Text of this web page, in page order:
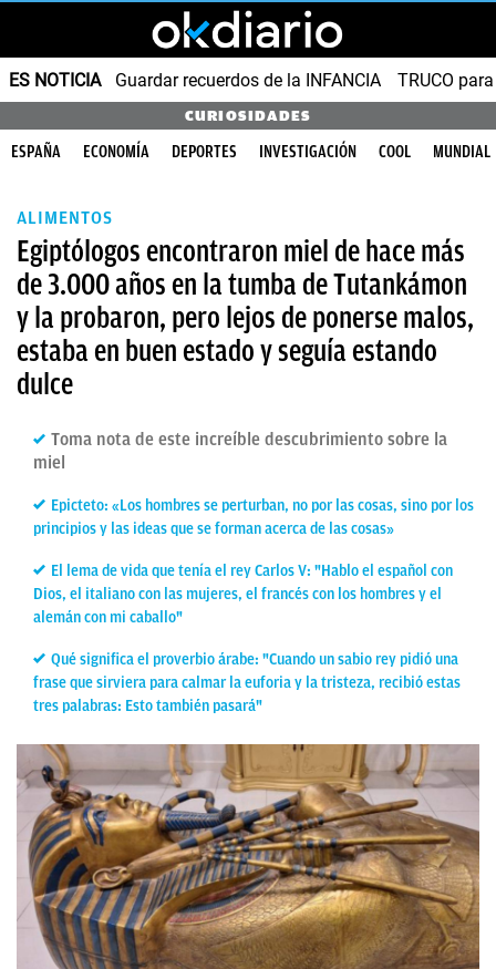
ES NOTICIA Guardar recuerdos de la INFANCIA TRUCO
CURIOSIDADES
ESPAÑA ECONOMÍA DEPORTES INVESTIGACIÓN COOL MUNDIAL
ALIMENTOS
Egiptólogos encontraron miel de hace más
de 3.000 años en la tumba de Tutankámon
y la probaron, pero lejos de ponerse malos,
estaba en buen estado y seguía estando
dulce
Toma nota de este increíble descubrimiento sobre la
miel
Epicteto: «Los hombres se perturban, no por las cosas, sino por los
principios y las ideas que se forman acerca de las cosas»
El lema de vida que tenía el rey Carlos V: "Hablo el español con
Dios, el italiano con las mujeres, el francés con los hombres y el
alemán con mi caballo"
Qué significa el proverbio árabe: "Cuando un sabio rey pidió una
frase que sirviera para calmar la euforia y la tristeza, recibió estas
tres palabras: Esto también pasará"